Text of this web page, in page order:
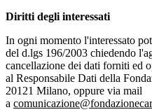
Diritti degli interessati
In ogni momento l'interessato
del d.lgs 196/2003 chiedendo
cancellazione dei dati forniti ed
al Responsabile Dati della
20121 Milano, oppure via mail
a